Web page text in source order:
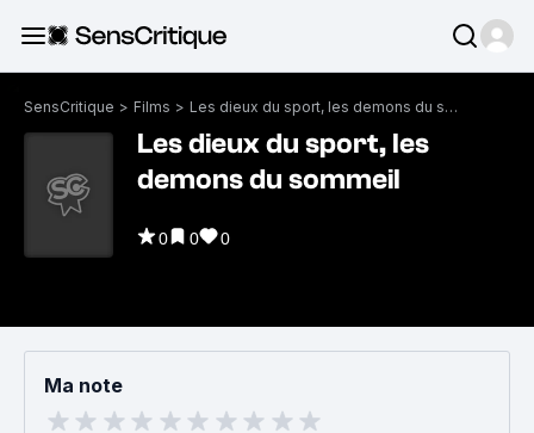
SensCritique > Films > Les dieux du sport, les demons du sommeil
Les dieux du sport, les
demons du sommeil
0 0 0
Ma note